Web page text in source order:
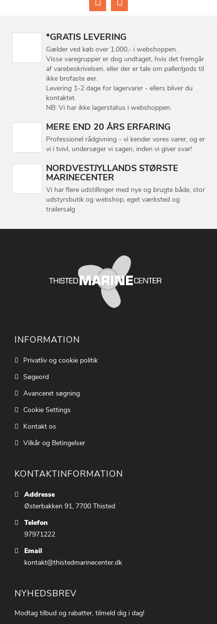
*GRATIS LEVERING
Gælder ved køb over 1.000,- i webshoppen.
Visse varegrupper er dog undtaget, hvis det fremgår
af varebeskrivelsen, eller der er tale om paller/gods til
ikke brofaste øer.
Levering 1-2 dage for lagervarer - ellers bliver du
kontaktet.
NB: Vi har ikke lagerstatus i webshoppen.
MERE END 20 ÅRS ERFARING
Professionel rådgivning - vi kender vores varer, og er
vi i tvivl, undersøger vi sagen, inden vi giver svar!
NORDVESTJYLLANDS STØRSTE
MARINECENTER
Vi har flere udstillinger med nye og brugte både, stor
udstyrsbutik og webshop, eget værksted og
trailersalg
INFORMATION
Privatliv og cookie politik
Søgeord
Avanceret søgning
Cookie Settings
Kontakt os
Vilkår og Betingelser
KONTAKTINFORMATION
Addresse
Østerbakken 91, 7700 Thisted
Telefon
97971222
Email
kontakt@thistedmarinecenter.dk
NYHEDSBREV
Modtag tilbud og rabatter, tilmeld dig i dag!